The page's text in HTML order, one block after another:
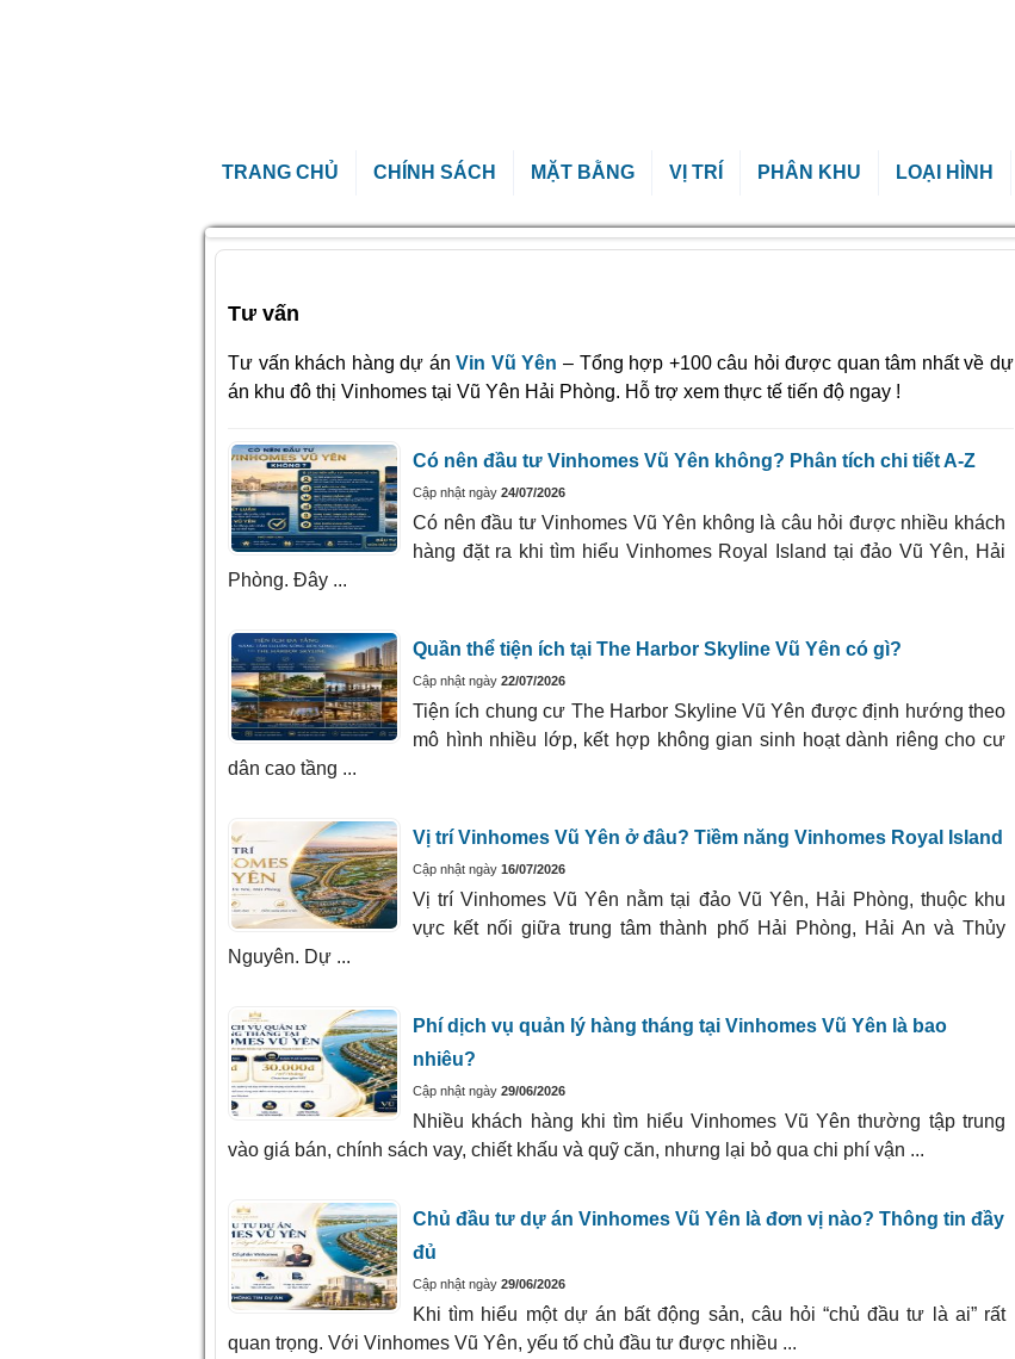
TRANG CHỦ CHÍNH SÁCH MẶT BẰNG VỊ TRÍ PHÂN KHU LOẠI HÌNH
Tư vấn
Tư vấn khách hàng dự ánVin Vũ Yên – Tổng hợp +100 câu hỏi được quan tâm nhất về dự
án khu đô thị Vinhomes tại Vũ Yên Hải Phòng. Hỗ trợ xem thực tế tiến độ ngay !
Có nên đầu tư Vinhomes Vũ Yên không? Phân tích chi tiết A-Z
Cập nhật ngày 24/07/2026
Có nên đầu tư Vinhomes Vũ Yên không là câu hỏi được nhiều khách
hàng đặt ra khi tìm hiểu Vinhomes Royal Island tại đảo Vũ Yên, Hải
Phòng. Đây ...
Quần thể tiện ích tại The Harbor Skyline Vũ Yên có gì?
Cập nhật ngày 22/07/2026
Tiện ích chung cư The Harbor Skyline Vũ Yên được định hướng theo
mô hình nhiều lớp, kết hợp không gian sinh hoạt dành riêng cho cư
dân cao tầng ...
Vị trí Vinhomes Vũ Yên ở đâu? Tiềm năng Vinhomes Royal Island
Cập nhật ngày 16/07/2026
Vị trí Vinhomes Vũ Yên nằm tại đảo Vũ Yên, Hải Phòng, thuộc khu
vực kết nối giữa trung tâm thành phố Hải Phòng, Hải An và Thủy
Nguyên. Dự ...
Phí dịch vụ quản lý hàng tháng tại Vinhomes Vũ Yên là bao
nhiêu?
Cập nhật ngày 29/06/2026
Nhiều khách hàng khi tìm hiểu Vinhomes Vũ Yên thường tập trung
vào giá bán, chính sách vay, chiết khấu và quỹ căn, nhưng lại bỏ qua chi phí vận ...
Chủ đầu tư dự án Vinhomes Vũ Yên là đơn vị nào? Thông tin đầy
đủ
Cập nhật ngày 29/06/2026
Khi tìm hiểu một dự án bất động sản, câu hỏi “chủ đầu tư là ai” rất
quan trọng. Với Vinhomes Vũ Yên, yếu tố chủ đầu tư được nhiều ...